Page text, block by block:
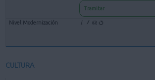
Tramitar
CULTURA